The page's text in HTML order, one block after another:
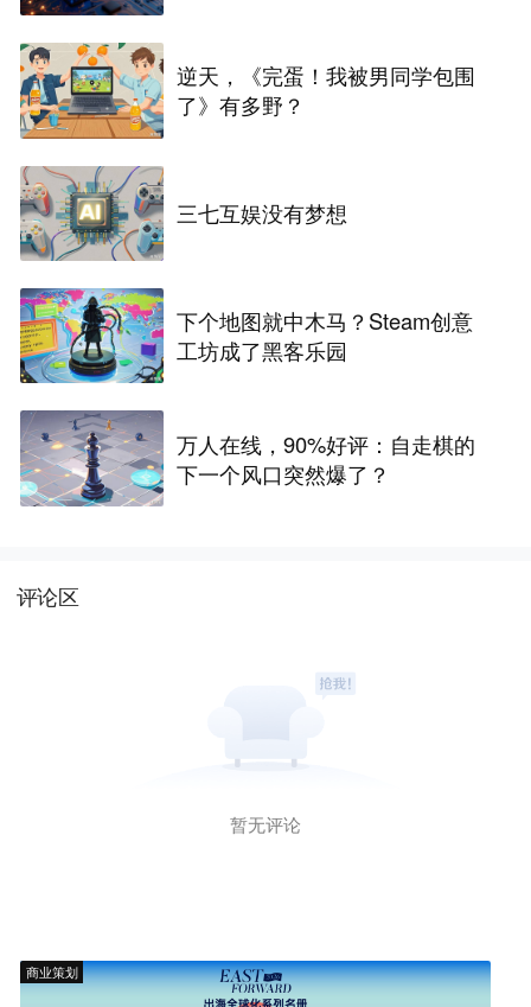
逆天，《完蛋！我被男同学包围
了》有多野？
三七互娱没有梦想
下个地图就中木马？Steam创意
工坊成了黑客乐园
万人在线，90%好评：自走棋的
下一个风口突然爆了？
评论区
暂无评论
商业策划